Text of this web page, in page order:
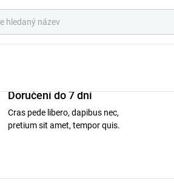
Produkt s tímto ID neexistuje
Doručení do 7 dní
Cras pede libero, dapibus nec,
pretium sit amet, tempor quis.